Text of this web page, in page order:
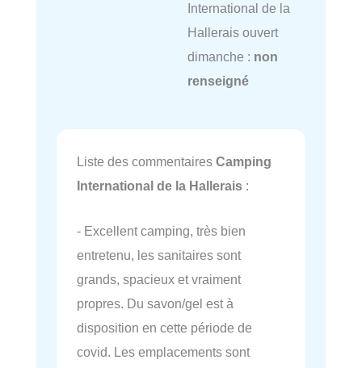
International de la
Hallerais ouvert
dimanche : non
renseigné
Liste des commentaires Camping
International de la Hallerais :
- Excellent camping, très bien
entretenu, les sanitaires sont
grands, spacieux et vraiment
propres. Du savon/gel est à
disposition en cette période de
covid. Les emplacements sont